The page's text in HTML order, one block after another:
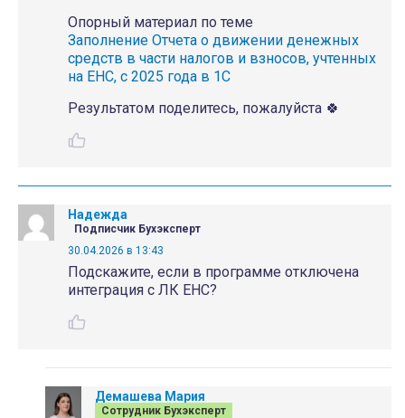
Опорный материал по теме
Заполнение Отчета о движении денежных
средств в части налогов и взносов, учтенных
на ЕНС, с 2025 года в 1С
Результатом поделитесь, пожалуйста 🍀
Надежда
Подписчик Бухэксперт
30.04.2026 в 13:43
Подскажите, если в программе отключена
интеграция с ЛК ЕНС?
Демашева Мария
Сотрудник Бухэксперт